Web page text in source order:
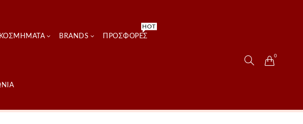
ΚΟΣΜΗΜΑΤΑ BRANDS ΠΡΟΣΦΟΡΈΣ
HOT
0